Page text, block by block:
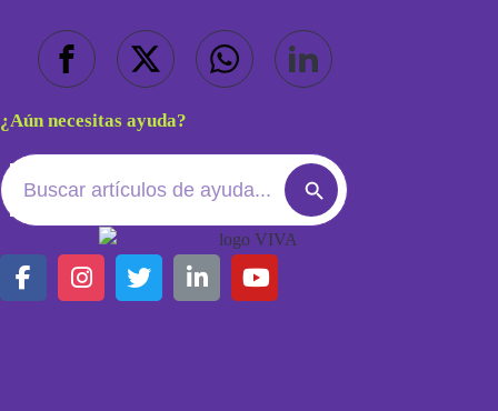
¿Aún necesitas ayuda?
Search
for:
Search
Button